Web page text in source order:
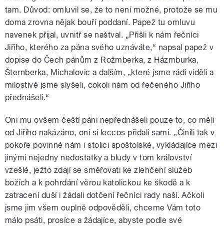
tam. Důvod: omluvil se, že to není možné, protože se mu
doma zrovna nějak bouří poddaní. Papež tu omluvu
navenek přijal, uvnitř se naštval. „Přišli k nám řečníci
Jiřího, kterého za pána svého uznáváte,“ napsal papež v
dopise do Čech pánům z Rožmberka, z Házmburka,
Šternberka, Michalovic a dalším, „které jsme rádi viděli a
milostivě jsme slyšeli, cokoli nám od řečeného Jiřího
přednášeli.“
Oni mu ovšem čeští páni nepřednášeli pouze to, co měli
od Jiřího nakázáno, oni si leccos přidali sami. „Činili tak v
pokoře povinné nám i stolici apoštolské, vykládajíce mezi
jinými nejedny nedostatky a bludy v tom království
vzešlé, ježto zdají se směřovati ke zlehčení služeb
božích a k pohrdání věrou katolickou ke škodě a k
zatracení duší i žádali dotčení řečníci rady naší. Ačkoli
jsme jim všem ouplně odpověděli, chceme Vám toto
málo psáti, prosíce a žádajíce, abyste podle své